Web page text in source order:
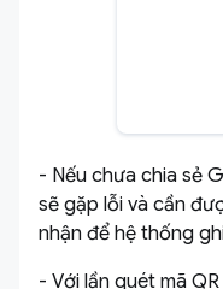
- Nếu chưa chia sẻ
sẽ gặp lỗi và cần
nhận để hệ thống
- Với lần quét mã